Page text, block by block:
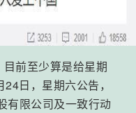
目前至少算是给星期
日，星期六公告，
有限公司及一致行动